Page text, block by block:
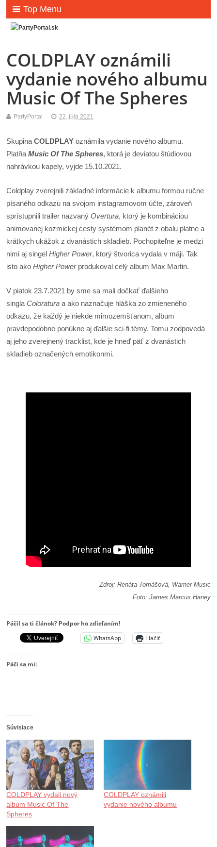
Top Menu
COLDPLAY oznámili
vydanie nového albumu
Music Of The Spheres
PartyPortal 22. júla 2021
SkupinaCOLDPLAY oznámila vydanie nového albumu.
PlatňaMusic Of The Spheres, ktorá je deviatou štúdiovou
nahrávkou kapely, vyjde 15.10.2021.
Coldplay zverejnili základné informácie k albumu formou ručne
písaného odkazu na svojom instagramovom účte, zároveň
sprístupnili trailer nazvanýOvertura, ktorý je kombináciou
animovanej kozmickej cesty systémom planét z obalu platne a
krátkych ukážok z dvanástich skladieb. Pochopiteľne je medzi
nimi aj singelHigher Power, ktorý štvorica vydala v máji. Tak
isto akoHigher Powerprodukoval celý album Max Martin.
V piatok 23.7.2021 by sme sa mali dočkať ďalšieho
singlaColoratura a ako naznačuje hláška zo zmieneného
odkazu, že každý je niekde mimozemšťanom, album
pravdepodobne ponúkne aj ďalšie sci-fi témy. Tomu zodpovedá
aj jeho zverejnený tracklist, kde je hneď päť z dvanástich
skladieb označených emotikonmi.
Zdroj: Renáta Tomášová, Warner Music
Foto: James Marcus Haney
Páčil sa ti článok? Podpor ho zdieľaním!
WhatsApp
Tlačiť
Páči sa mi:
Súvisiace
COLDPLAY vydali nový
album Music Of The
Spheres
COLDPLAY oznámili
vydanie nového albumu